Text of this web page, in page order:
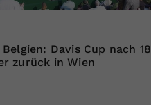
Davis Cup nach 18
zurück in Wien